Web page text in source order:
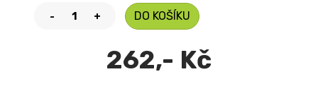
- + DO KOŠÍKU
262,- Kč